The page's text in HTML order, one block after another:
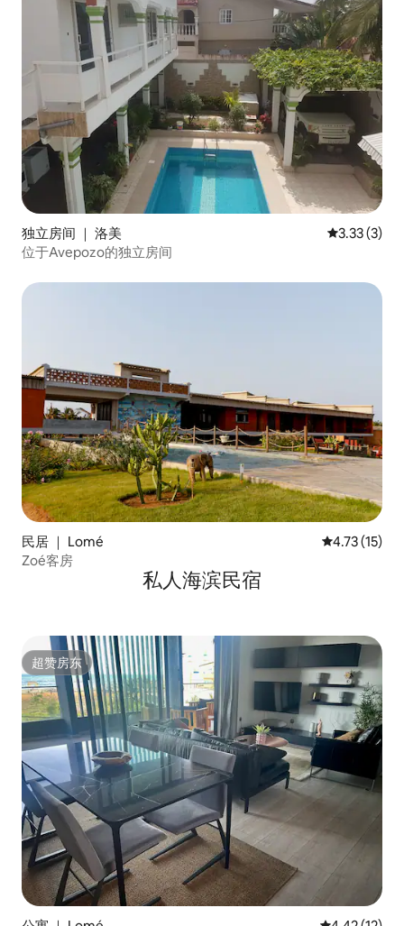
独立房间 ｜ 洛美 平均评分
3.33 (3)
位于Avepozo的独立房间
民居 ｜ Lomé 平均评分
4.73 (15)
Zoé客房
私人海滨民宿
超赞房东
超赞房东